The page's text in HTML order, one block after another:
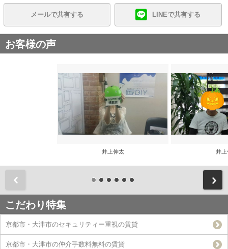
メールで共有する LINEで共有する
お客様の声
井上伸太 井上
こだわり特集
京都市・大津市のセキュリティー重視の賃貸
京都市・大津市の仲介手数料無料の賃貸